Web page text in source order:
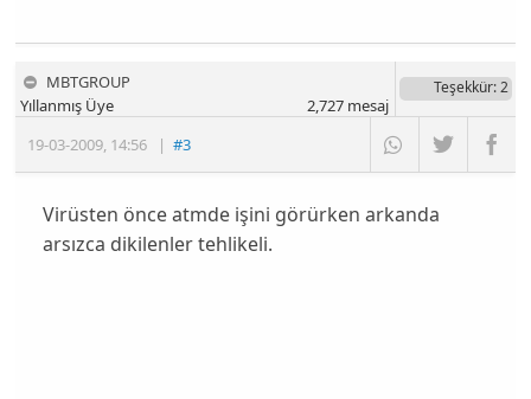
MBTGROUP
19-03-2009, 14:56 |#3
Yıllanmış Üye
Teşekkür: 2
2,727mesaj
Virüsten önce atmde işini görürken arkanda
arsızca dikilenler tehlikeli.